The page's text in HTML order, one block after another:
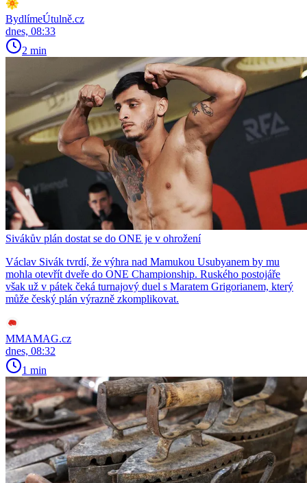
BydlímeÚtulně.cz
dnes, 08:33
2 min
Sivákův plán dostat se do ONE je v ohrožení
Václav Sivák tvrdí, že výhra nad Mamukou Usubyanem by mu
mohla otevřít dveře do ONE Championship. Ruského postojáře
však už v pátek čeká turnajový duel s Maratem Grigorianem, který
může český plán výrazně zkomplikovat.
MMAMAG.cz
dnes, 08:32
1 min